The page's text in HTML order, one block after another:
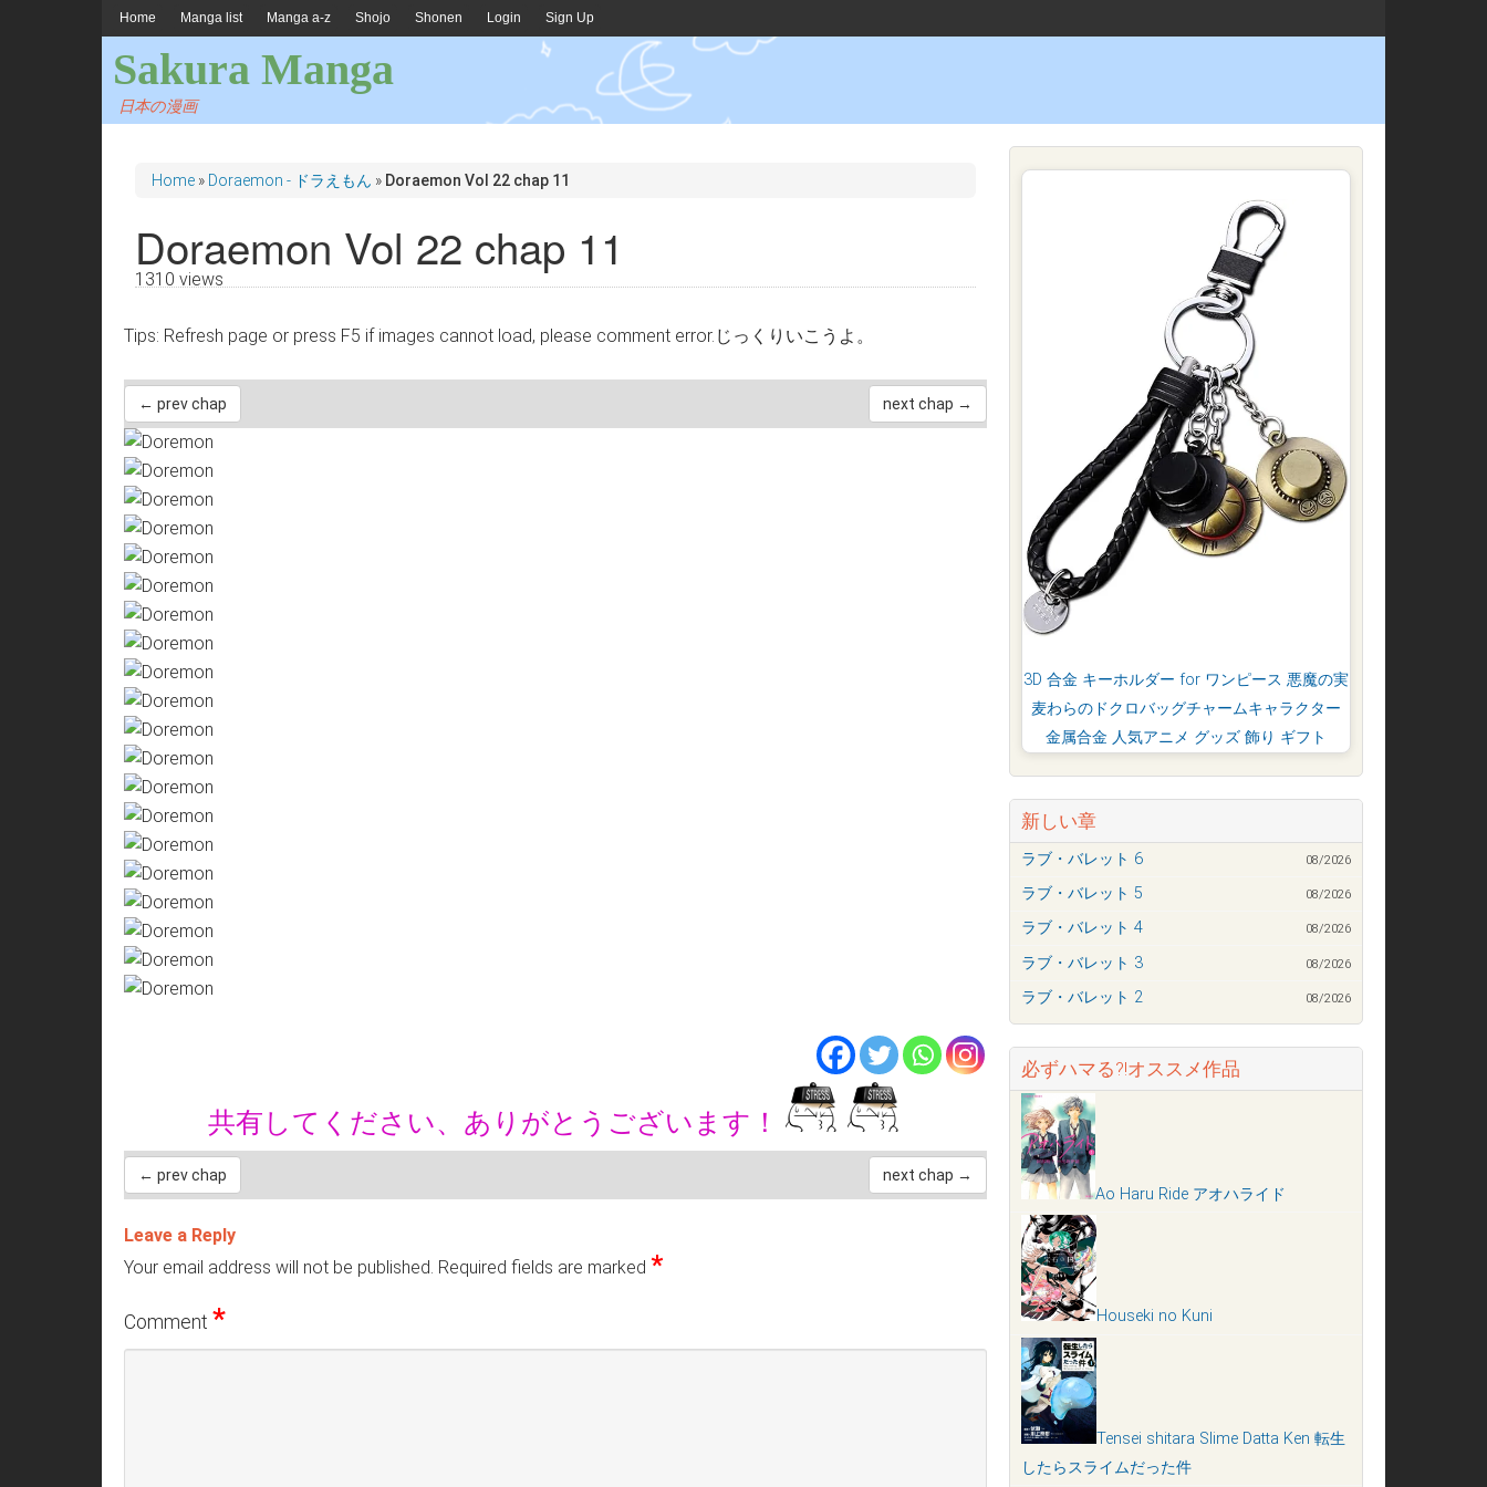
Home Manga list Manga a-z Shojo Shonen Login Sign Up
Sakura Manga
日本の漫画
Home » Doraemon - ドラえもん » Doraemon Vol 22 chap 11
Doraemon Vol 22 chap 11
1310 views
Tips: Refresh page or press F5 if images cannot load, please comment error.じっくりいこうよ。
← prev chap next chap →
共有してください、ありがとうございます！
← prev chap next chap →
Leave a Reply
Your email address will not be published. Required fields are marked *
Comment *
3D 合金 キーホルダー for ワンピース 悪魔の実
麦わらのドクロバッグチャームキャラクター
金属合金 人気アニメ グッズ 飾り ギフト
新しい章
ラブ・バレット 6 08/2026
ラブ・バレット 5 08/2026
ラブ・バレット 4 08/2026
ラブ・バレット 3 08/2026
ラブ・バレット 2 08/2026
必ずハマる?!オススメ作品
Ao Haru Ride アオハライド
Houseki no Kuni
Tensei shitara Slime Datta Ken 転生
したらスライムだった件